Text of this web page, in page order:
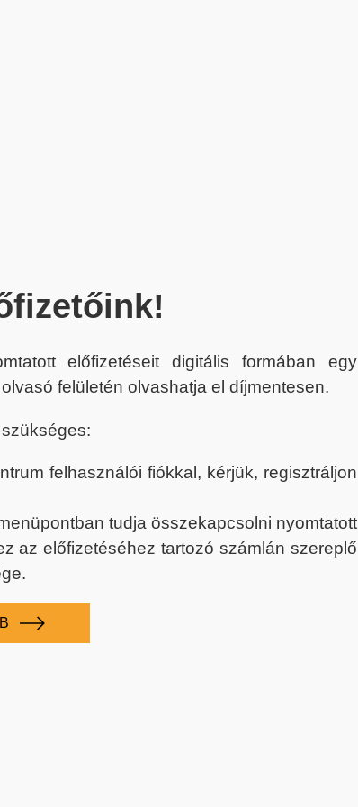
előfizetéseit digitális formában egy
felületén olvashatja el díjmentesen.
felhasználói fiókkal, kérjük, regisztráljon
tudja összekapcsolni nyomtatott
az előfizetéséhez tartozó számlán szereplő